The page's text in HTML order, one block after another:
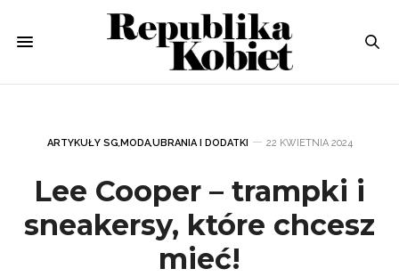
ARTYKUŁY SG,MODA,UBRANIA I DODATKI 22 KWIETNIA 2024
Lee Cooper – trampki i
sneakersy, które chcesz
mieć!